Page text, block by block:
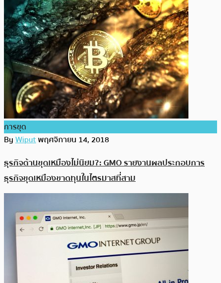
การขุด
ByWiputพฤศจิกายน 14, 2018
ธุรกิจด้านขุดเหมืองไม่นิยม?: GMO รายงานผลประกอบการ
ธุรกิจขุดเหมืองขาดทุนในไตรมาสที่สาม